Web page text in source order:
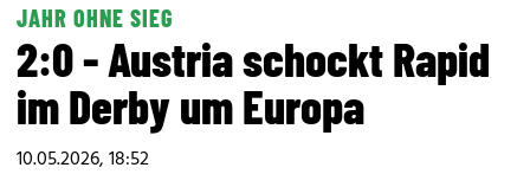
JAHR OHNE SIEG
2:0 - Austria schockt Rapid
im Derby um Europa
10.05.2026, 18:52